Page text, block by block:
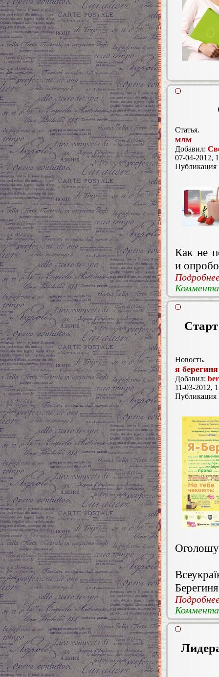
Статья.
млм
Добавил:
07-04-2012,
Как не
и
Старт
Новость.
я берегиня
Добавил:
11-03-2012,